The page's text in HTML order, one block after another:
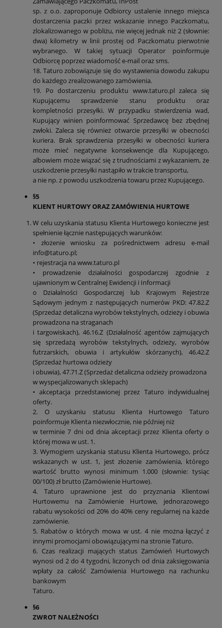
sp. z o.o. zaproponuje Odbiorcy ustalenie innego miejsca
dostarczenia paczki przez wskazanie innego Paczkomatu,
zlokalizowanego w pobliżu, nie więcej jednak niż 2 (słownie:
dwa) kilometry w linii prostej od Paczkomatu pierwotnie
wybranego. W takiej sytuacji Operator poinformuje
Odbiorcę poprzez wiadomość e-mail oraz sms.
18. Taturo zobowiązuje się do wystawienia dowodu zakupu
do każdego zrealizowanego zamówienia.
19. Po dostarczeniu produktu www.taturo.pl zaleca się
Kupującemu sprawdzenie stanu produktu oraz
kompletności przesyłki. W przypadku stwierdzenia wad,
Kupujący winien poinformować Sprzedawcę bez zbędnej
zwłoki. Zaleca się również otwarcie przesyłki w obecności
kuriera. Brak sprawdzenia przesyłki w obecności kuriera
może mieć negatywne konsekwencje dla Kupującego,
albowiem może wiązać się z trudnościami z wykazaniem, że
uszkodzenie przesyłki nastąpiło w trakcie transportu,
a nie np. z powodu uszkodzenia towaru przez Kupującego.
§5
KLIENT HURTOWY ORAZ ZAMÓWIENIA HURTOWE
W celu uzyskania statusu Klienta Hurtowego konieczne jest
spełnienie łącznie następujących warunków:
• złożenie wniosku za pośrednictwem adresu e-mail
info@taturo.pl;
• rejestracja na www.taturo.pl
• prowadzenie działalności gospodarczej zgodnie z
ujawnionym w Centralnej Ewidencji i Informacji
o Działalności Gospodarczej lub Krajowym Rejestrze
Sądowym jednym z następujących numerów PKD: 47.82.Z
(Sprzedaż detaliczna wyrobów tekstylnych, odzieży i obuwia
prowadzona na straganach
i targowiskach), 46.16.Z (Działalność agentów zajmujących
się sprzedażą wyrobów tekstylnych, odzieży, wyrobów
futrzarskich, obuwia i artykułów skórzanych), 46.42.Z
(Sprzedaż hurtowa odzieży
i obuwia), 47.71.Z (Sprzedaż detaliczna odzieży prowadzona
w wyspecjalizowanych sklepach)
• akceptacja przedstawionej przez Taturo indywidualnej
oferty.
2. O uzyskaniu statusu Klienta Hurtowego Taturo
poinformuje Klienta niezwłocznie, nie później niż
w terminie 7 dni od dnia akceptacji przez Klienta oferty o
której mowa w ust. 1.
3. Wymogiem uzyskania statusu Klienta Hurtowego, prócz
wskazanych w ust. 1, jest złożenie zamówienia, którego
wartość brutto wynosi minimum 1.000 (słownie: tysiąc
00/100) zł brutto (Zamówienie Hurtowe).
4. Taturo uprawnione jest do przyznania Klientowi
Hurtowemu na Zamówienie Hurtowe, jednorazowego
rabatu wysokości od 20% do 40% ceny regularnej na każde
zamówienie.
5. Rabatów o których mowa w ust. 4 nie można łączyć z
innymi promocjami obowiązującymi na stronie Taturo.
6. Czas realizacji mających status Zamówień Hurtowych
wynosi od 2 do 4 tygodni, liczonych od dnia zaksięgowania
wpłaty za całość Zamówienia Hurtowego na rachunku
bankowym
Taturo.
§6
ZWROT NALEŻNOŚCI